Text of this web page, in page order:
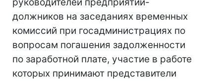
должников на заседаниях временных
комиссий при госадминистрациях по
вопросам погашения задолженности
по заработной плате, участие в работе
которых принимают представители